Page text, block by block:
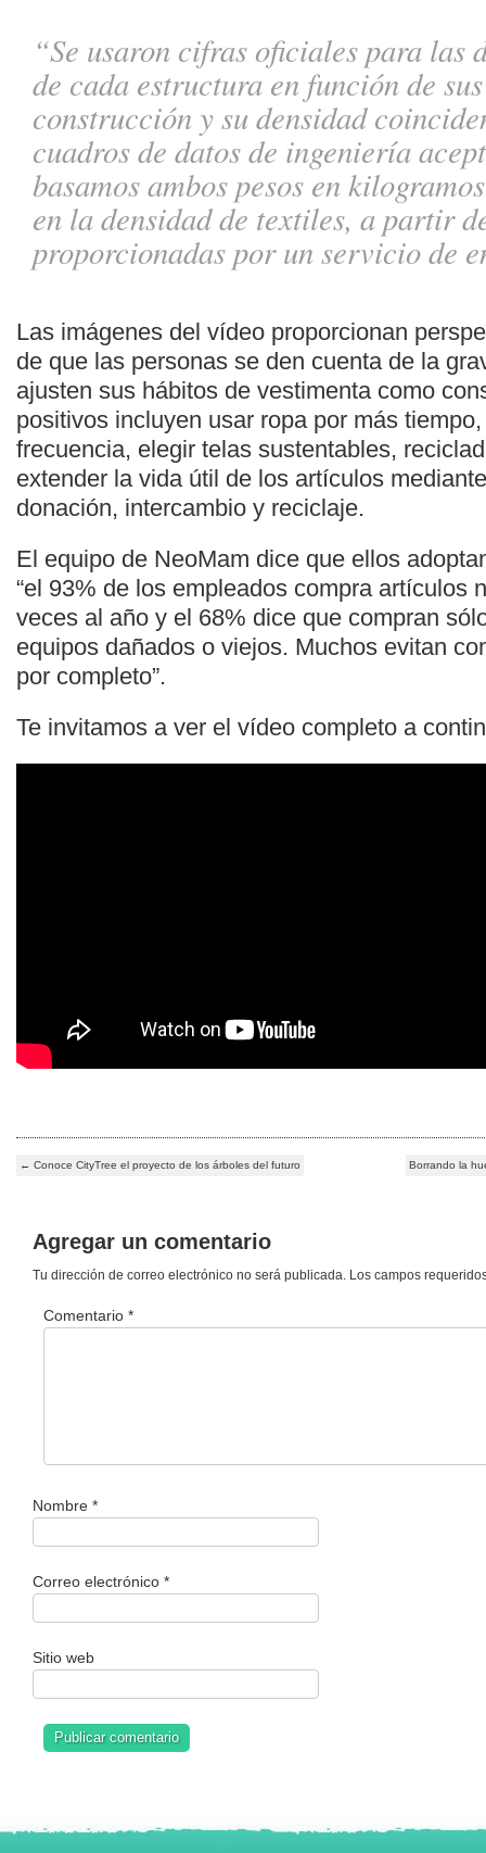
“Se usaron cifras oficiales para las
de cada estructura en función de
construcción y su densidad
cuadros de datos de ingeniería
basamos ambos pesos en
en la densidad de textiles, a partir
proporcionadas por un servicio de
Las imágenes del vídeo proporcionan
de que las personas se den cuenta de la
ajusten sus hábitos de vestimenta como
positivos incluyen usar ropa por más
frecuencia, elegir telas sustentables,
extender la vida útil de los artículos
donación, intercambio y reciclaje.
El equipo de NeoMam dice que ellos
“el 93% de los empleados compra artículos
veces al año y el 68% dice que compran
equipos dañados o viejos. Muchos evitan
por completo”.
Te invitamos a ver el vídeo completo a
← Conoce CityTree el proyecto de los árboles del futuro Borrando la
Agregar un comentario
Tu dirección de correo electrónico no será publicada. Los campos
Comentario *
Nombre *
Correo electrónico *
Sitio web